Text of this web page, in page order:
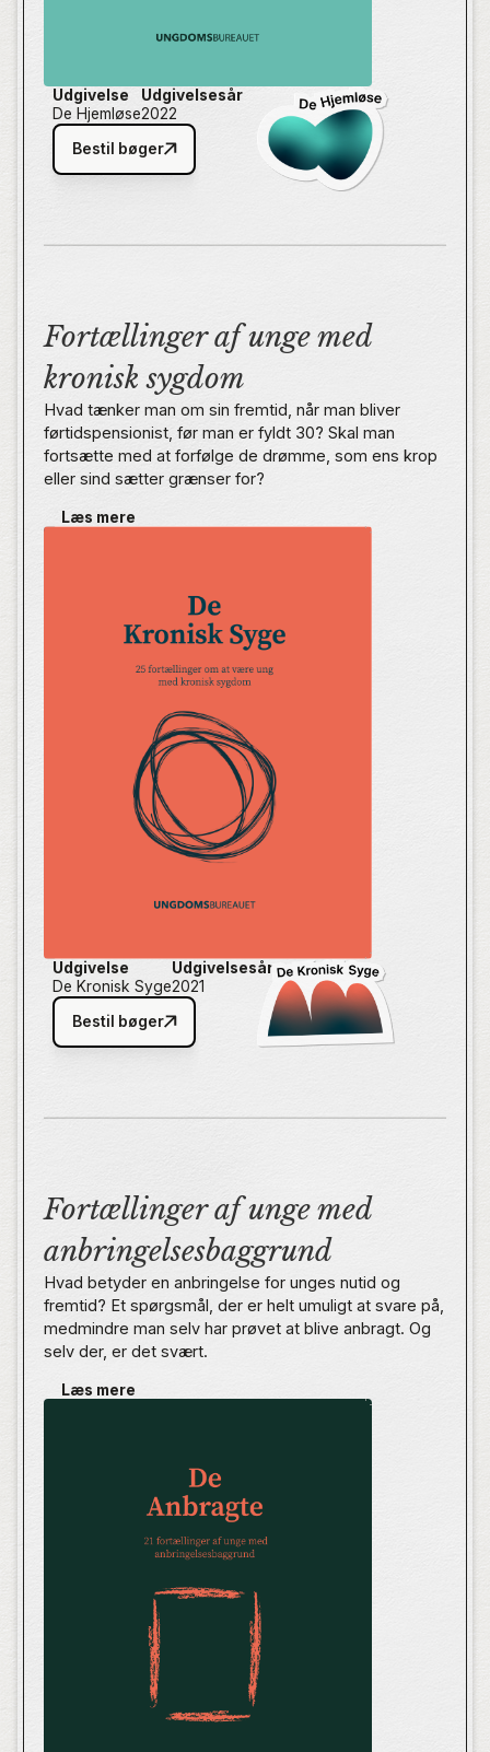
Udgivelse
De Hjemløse
Udgivelsesår
2022
Bestil bøger
Udgivelse
De Kronisk Syge
Udgivelsesår
2021
Bestil bøger
Fortællinger af unge med
kronisk sygdom
Hvad tænker man om sin fremtid, når man bliver
førtidspensionist, før man er fyldt 30? Skal man
fortsætte med at forfølge de drømme, som ens krop
eller sind sætter grænser for?
I De Kronisk Syge møder du unge med kronisk
vidnesbyrd, der kan gøre Danmarks sundhedsvæsen,
uddannelsessystem og alle os andre klogere på,
hvordan man skaber det bedste samfund for unge
med kronisk sygdom.
”Det kan give dig et andet perspektiv på, hvordan det
er at være det her menneske: Hvordan er det at være
dig? For du er ikke bare et tal i en bog eller en
sygdom på en liste. Du er et menneske, der har en
historie og en fed energi.” - Skrivemakker
Læs mere
Fortællinger af unge med
anbringelsesbaggrund
Hvad betyder en anbringelse for unges nutid og
fremtid? Et spørgsmål, der er helt umuligt at svare på,
medmindre man selv har prøvet at blive anbragt. Og
selv der, er det svært.
I De Anbragte fortæller unge om deres anbringelse i
Forfatterne har alle oplevet biologiske forældre, som
har haft svært ved at håndtere forældreskabet. Men
når du dykker ned i bogens fortællinger, vil du opleve
illustrerer, at hver forfatter gemmer på sin helt egen
Læs mere